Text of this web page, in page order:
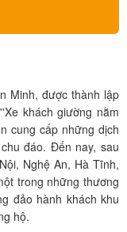
Minh, được thành lập
khách giường nằm
cung cấp những dịch
đáo. Đến nay, sau
Nghệ An, Hà Tĩnh,
trong những thương
đảo hành khách khu
hộ.